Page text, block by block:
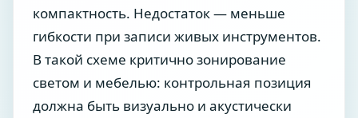
компактность. Недостаток — меньше
гибкости при записи живых инструментов.
В такой схеме критично зонирование
светом и мебелью: контрольная позиция
должна быть визуально и акустически